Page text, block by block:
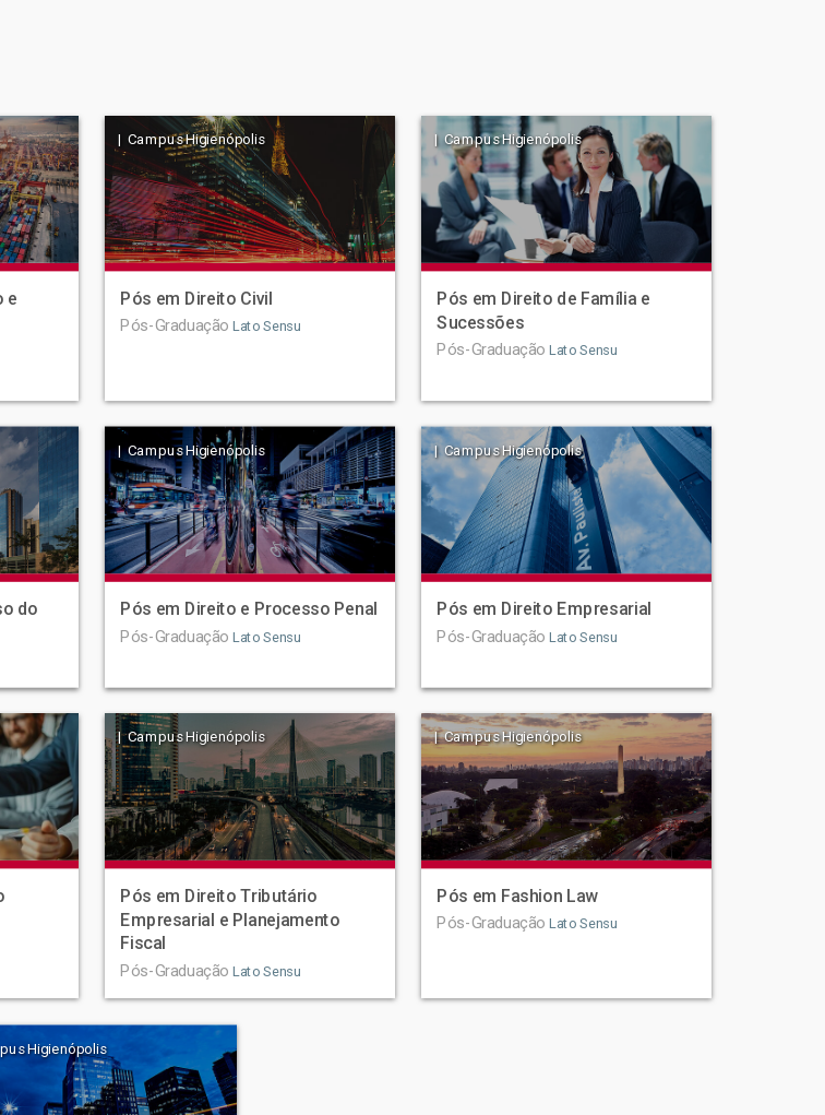
e
| Campus Higienópolis
Pós em Direito Civil
Pós-Graduação Lato Sensu
| Campus Higienópolis
Pós em Direito de Família e
Sucessões
Pós-Graduação Lato Sensu
do
| Campus Higienópolis
Pós em Direito e Processo Penal
Pós-Graduação Lato Sensu
| Campus Higienópolis
Pós em Direito Empresarial
Pós-Graduação Lato Sensu
| Campus Higienópolis
Pós em Direito Tributário
Empresarial e Planejamento
Fiscal
Pós-Graduação Lato Sensu
| Campus Higienópolis
Pós em Fashion Law
Pós-Graduação Lato Sensu
Higienópolis